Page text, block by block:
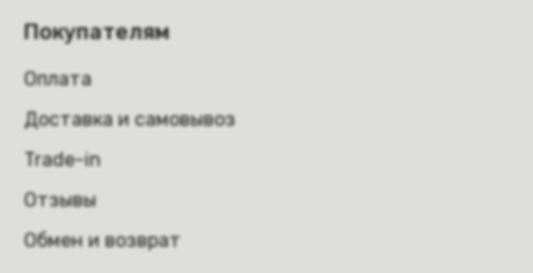
Покупателям
Оплата
Доставка и самовывоз
Trade-in
Отзывы
Обмен и возврат